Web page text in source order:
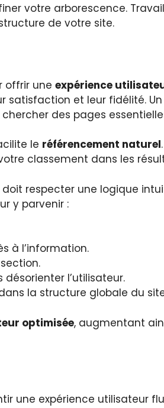
votre arborescence.
de votre site.
offrir une expérience
satisfaction et leur fidélité.
des pages
le référencement naturel
classement dans les
respecter une logique
y parvenir :
à l’information.
l’utilisateur.
la structure globale du
optimisée, augmentant
une expérience utilisateur